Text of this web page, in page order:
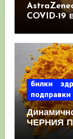
COVID-19
като
билки
подправки
ЧЕРНИЯ